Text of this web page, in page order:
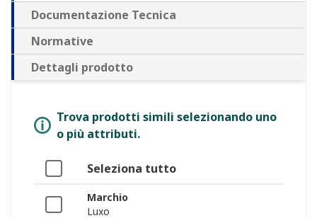
Documentazione Tecnica
Normative
Dettagli prodotto
Trova prodotti simili selezionando uno
o più attributi.
Seleziona tutto
Marchio
Luxo